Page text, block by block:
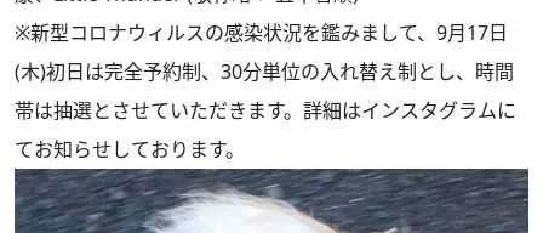
※新型コロナウィルスの感染状況を鑑みまして、9月17日
(木)初日は完全予約制、30分単位の入れ替え制とし、時間
帯は抽選とさせていただきます。詳細はインスタグラムに
てお知らせしております。